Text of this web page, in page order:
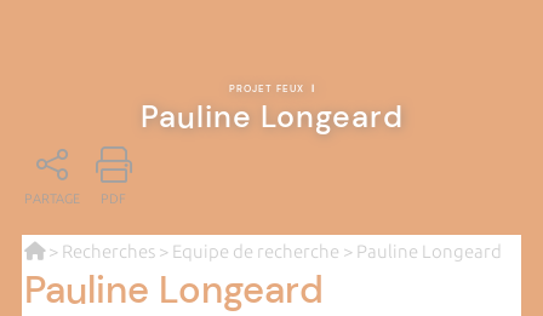
PROJET FEUX |
Pauline Longeard
PARTAGE PDF
> Recherches> Equipe de recherche > Pauline Longeard
Pauline Longeard